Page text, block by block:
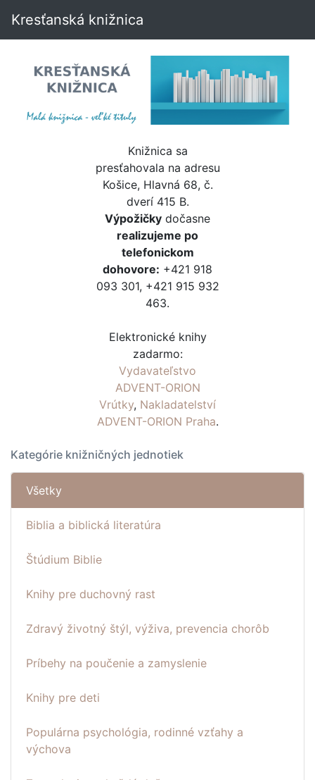
Kresťanská knižnica
Knižnica sa
presťahovala na adresu
Košice, Hlavná 68, č.
dverí 415 B.
Výpožičky dočasne
realizujeme po
telefonickom
dohovore: +421 918
093 301, +421 915 932
463.
Elektronické knihy
zadarmo:
Vydavateľstvo
ADVENT-ORION
Vrútky, Nakladatelství
ADVENT-ORION Praha.
Kategórie knižničných jednotiek
Všetky
Biblia a biblická literatúra
Štúdium Biblie
Knihy pre duchovný rast
Zdravý životný štýl, výživa, prevencia chorôb
Príbehy na poučenie a zamyslenie
Knihy pre deti
Populárna psychológia, rodinné vzťahy a
výchova